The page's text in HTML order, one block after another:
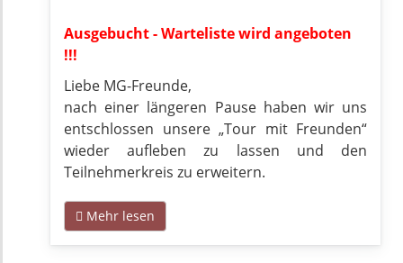
Ausgebucht - Warteliste wird angeboten
!!!
Liebe MG-Freunde,
nach einer längeren Pause haben wir uns
entschlossen unsere „Tour mit Freunden“
wieder aufleben zu lassen und den
Teilnehmerkreis zu erweitern.
Mehr lesen